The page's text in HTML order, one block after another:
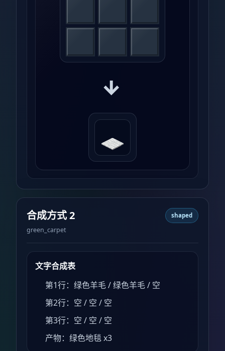
→
合成方式 2
green_carpet
shaped
文字合成表
第1行：绿色羊毛 / 绿色羊毛 / 空
第2行：空 / 空 / 空
第3行：空 / 空 / 空
产物：绿色地毯 x3